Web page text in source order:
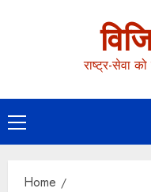
राष्ट्र-सेवा को
Home